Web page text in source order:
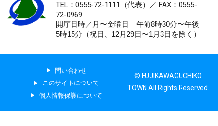
TEL：0555-72-1111 （代表）／ FAX：0555-
72-0969
開庁日時／月〜金曜日 午前8時30分〜午後
5時15分（祝日、12月29日〜1月3日を除く）
問い合わせ
このサイトについて
個人情報保護について
© FUJIKAWAGUCHIKO
TOWN All Rights Reserved.